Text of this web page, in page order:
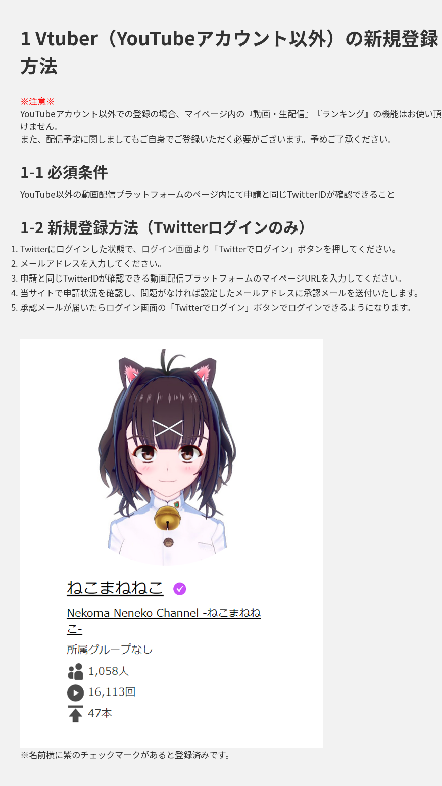
1 Vtuber（YouTubeアカウント以外）の新規登録
方法
※注意※
YouTubeアカウント以外での登録の場合、マイページ内の『動画・生配信』『ランキング』の機能はお使い頂
けません。
また、配信予定に関しましてもご自身でご登録いただく必要がございます。予めご了承ください。
1-1 必須条件
YouTube以外の動画配信プラットフォームのページ内にて申請と同じTwitterIDが確認できること
1-2 新規登録方法（Twitterログインのみ）
Twitterにログインした状態で、 ログイン画面より「Twitterでログイン」ボタンを押してください。
メールアドレスを入力してください。
申請と同じTwitterIDが確認できる動画配信プラットフォームのマイページURLを入力してください。
当サイトで申請状況を確認し、問題がなければ設定したメールアドレスに承認メールを送付いたします。
承認メールが届いたらログイン画面の「Twitterでログイン」ボタンでログインできるようになります。
※名前横に紫のチェックマークがあると登録済みです。